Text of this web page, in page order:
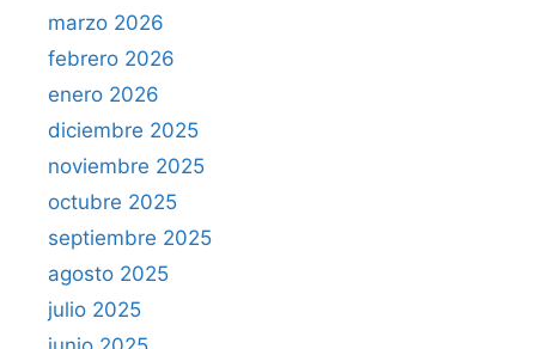
marzo 2026
febrero 2026
enero 2026
diciembre 2025
noviembre 2025
octubre 2025
septiembre 2025
agosto 2025
julio 2025